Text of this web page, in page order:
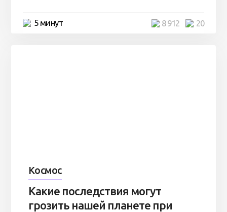
5 минут 20
8 912
Космос
Какие последствия могут
грозить нашей планете при